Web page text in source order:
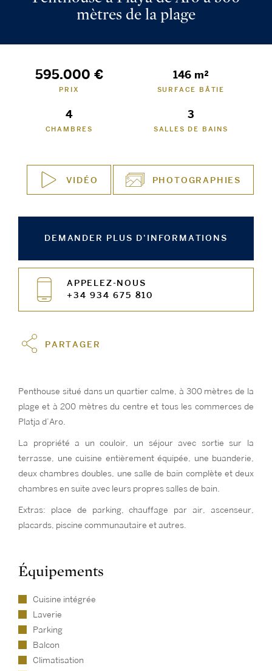
mètres de la plage
595.000 €
PRIX
146 m²
SURFACE BÂTIE
4
CHAMBRES
3
SALLES DE BAINS
VIDÉO PHOTOGRAPHIES
DEMANDER PLUS D'INFORMATIONS
APPELEZ-NOUS
+34 934 675 810
PARTAGER
Penthouse situé dans un quartier calme, à 300 mètres de la
plage et à 200 mètres du centre et tous les commerces de
Platja d’Aro.
La propriété a un couloir, un séjour avec sortie sur la
terrasse, une cuisine entièrement équipée, une buanderie,
deux chambres doubles, une salle de bain complète et deux
chambres en suite avec leurs propres salles de bain.
Extras: place de parking, chauffage par air, ascenseur,
placards, piscine communautaire et autres.
Équipements
Cuisine intégrée
Laverie
Parking
Balcon
Climatisation